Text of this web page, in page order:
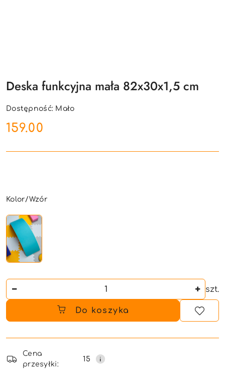
Deska funkcyjna mała 82x30x1,5 cm
Dostępność: Mało
cena:
159.00
Wariant
Kolor/Wzór
szt.
Do koszyka
i
Cena
przesyłki:
15